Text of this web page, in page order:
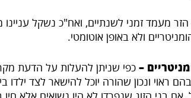
מעמד זמני לשנתיים, ואח"כ נשקל
ולא באופן אוטומטי.
– כפי שניתן להעלות על הדעת
בהם ראוי ונכון שהורה יוכל להישאר לצד